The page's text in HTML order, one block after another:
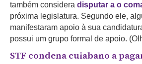
também considera disputar a o
próxima legislatura. Segundo ele,
manifestaram apoio à sua
possui um grupo formal de apoio.
STF condena cuiabano a